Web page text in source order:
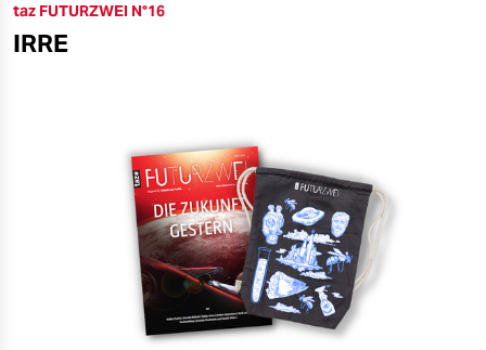
taz FUTURZWEI N°16
IRRE